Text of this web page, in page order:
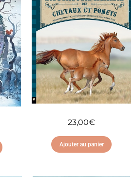
23,00€
Ajouter au panier